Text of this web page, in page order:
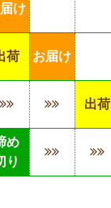
け
荷 お届け
出荷
め
り